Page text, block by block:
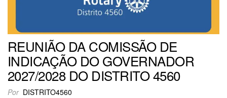
REUNIÃO DA COMISSÃO DE
INDICAÇÃO DO GOVERNADOR
2027/2028 DO DISTRITO 4560
Por DISTRITO4560